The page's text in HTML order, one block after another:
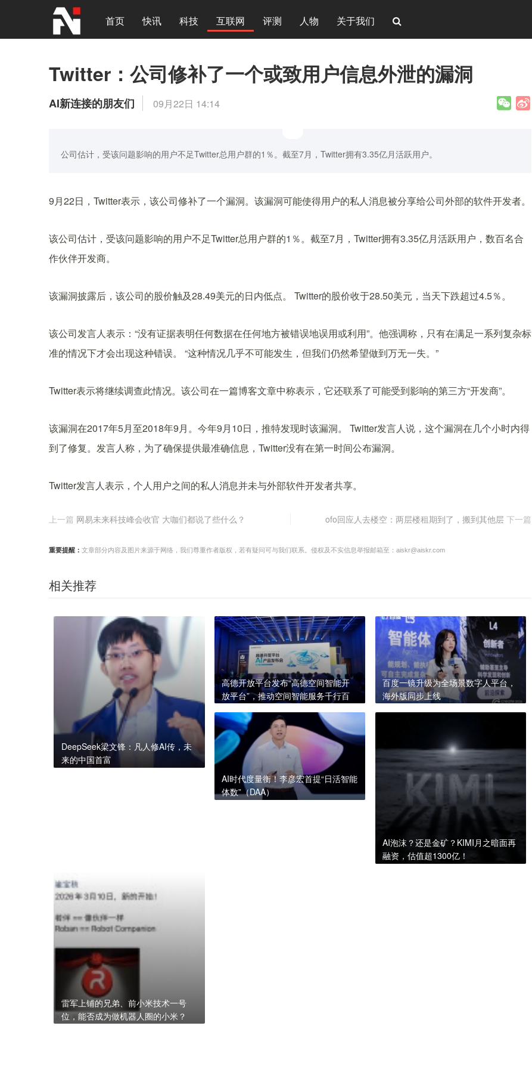
首页 快讯 科技 互联网 评测 人物 关于我们
Twitter：公司修补了一个或致用户信息外泄的漏洞
AI新连接的朋友们 09月22日 14:14
公司估计，受该问题影响的用户不足Twitter总用户群的1％。截至7月，Twitter拥有3.35亿月活跃用户。
9月22日，Twitter表示，该公司修补了一个漏洞。该漏洞可能使得用户的私人消息被分享给公司外部的软件开发者。
该公司估计，受该问题影响的用户不足Twitter总用户群的1％。截至7月，Twitter拥有3.35亿月活跃用户，数百名合
作伙伴开发商。
该漏洞披露后，该公司的股价触及28.49美元的日内低点。 Twitter的股价收于28.50美元，当天下跌超过4.5％。
该公司发言人表示：“没有证据表明任何数据在任何地方被错误地误用或利用”。他强调称，只有在满足一系列复杂标
准的情况下才会出现这种错误。 “这种情况几乎不可能发生，但我们仍然希望做到万无一失。”
Twitter表示将继续调查此情况。该公司在一篇博客文章中称表示，它还联系了可能受到影响的第三方“开发商”。
该漏洞在2017年5月至2018年9月。今年9月10日，推特发现时该漏洞。 Twitter发言人说，这个漏洞在几个小时内得
到了修复。发言人称，为了确保提供最准确信息，Twitter没有在第一时间公布漏洞。
Twitter发言人表示，个人用户之间的私人消息并未与外部软件开发者共享。
上一篇 网易未来科技峰会收官 大咖们都说了些什么？ ofo回应人去楼空：两层楼租期到了，搬到其他层 下一篇
重要提醒： 文章部分内容及图片来源于网络，我们尊重作者版权，若有疑问可与我们联系。侵权及不实信息举报邮箱至：aiskr@aiskr.com
相关推荐
DeepSeek梁文锋：凡人修AI传，未
来的中国首富
高德开放平台发布“高德空间智能开
放平台”，推动空间智能服务千行百
百度一镜升级为全场景数字人平台，
海外版同步上线
AI时代度量衡！李彦宏首提“日活智能
体数”（DAA）
AI泡沫？还是金矿？KIMI月之暗面再
融资，估值超1300亿！
雷军上铺的兄弟、前小米技术一号
位，能否成为做机器人圈的小米？